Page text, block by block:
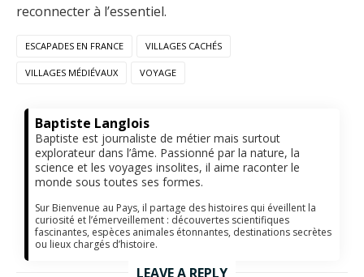
reconnecter à l’essentiel.
ESCAPADES EN FRANCE VILLAGES CACHÉS
VILLAGES MÉDIÉVAUX VOYAGE
Baptiste Langlois
Baptiste est journaliste de métier mais surtout
explorateur dans l’âme. Passionné par la nature, la
science et les voyages insolites, il aime raconter le
monde sous toutes ses formes.
Sur Bienvenue au Pays, il partage des histoires qui éveillent la
curiosité et l’émerveillement : découvertes scientifiques
fascinantes, espèces animales étonnantes, destinations secrètes
ou lieux chargés d’histoire.
LEAVE A REPLY